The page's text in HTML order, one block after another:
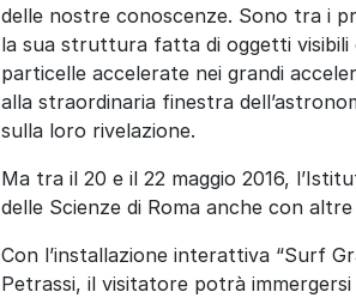
delle nostre conoscenze. Sono tra i
la sua struttura fatta di oggetti visibili
particelle accelerate nei grandi
alla straordinaria finestra
sulla loro rivelazione.
Ma tra il 20 e il 22 maggio 2016,
delle Scienze di Roma anche con altre
Con l’installazione interattiva “Surf
Petrassi, il visitatore potrà